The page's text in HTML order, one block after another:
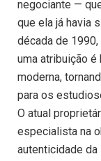
negociante —
que ela já havia
década de 1990,
uma atribuição é
moderna,
para os
O atual
especialista na
autenticidade